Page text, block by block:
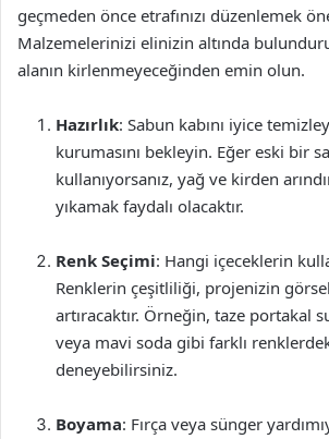
geçmeden önce etrafınızı düzenlemek
Malzemelerinizi elinizin altında
alanın kirlenmeyeceğinden emin olun.
Hazırlık: Sabun kabını iyice
kurumasını bekleyin. Eğer eski bir
kullanıyorsanız, yağ ve kirden
yıkamak faydalı olacaktır.
Renk Seçimi: Hangi içeceklerin
Renklerin çeşitliliği, projenizin
artıracaktır. Örneğin, taze portakal
veya mavi soda gibi farklı
deneyebilirsiniz.
Boyama: Fırça veya sünger